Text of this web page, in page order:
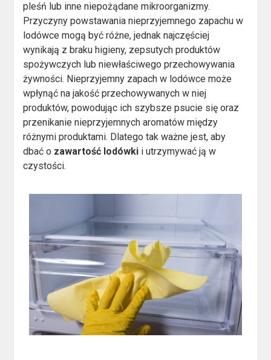
pleśń lub inne niepożądane mikroorganizmy.
Przyczyny powstawania nieprzyjemnego zapachu w
lodówce mogą być różne, jednak najczęściej
wynikają z braku higieny, zepsutych produktów
spożywczych lub niewłaściwego przechowywania
żywności. Nieprzyjemny zapach w lodówce może
wpłynąć na jakość przechowywanych w niej
produktów, powodując ich szybsze psucie się oraz
przenikanie nieprzyjemnych aromatów między
różnymi produktami. Dlatego tak ważne jest, aby
dbać o zawartość lodówki i utrzymywać ją w
czystości.